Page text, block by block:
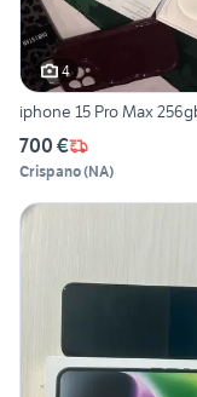
4
iphone 15 Pro Max
700 €
Crispano(NA)